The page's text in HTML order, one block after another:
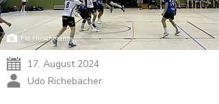
Flo Hirschmann
17. August 2024
Udo Richebächer